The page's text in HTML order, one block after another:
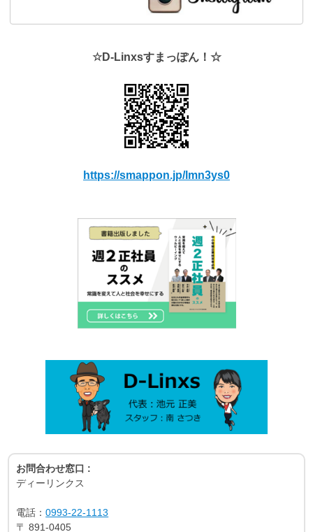
☆D-Linxsすまっぽん！☆
https://smappon.jp/lmn3ys0
お問合わせ窓口 :
ディーリンクス
電話：0993-22-1113
〒891-0405